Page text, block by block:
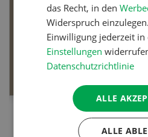
Dossier Bio-Artikel
MEHR
das Recht, in den
Widerspruch
Einwilligung jederzeit in
Einstellungen
Datenschutzrichtlinie
ALLE
ALLE